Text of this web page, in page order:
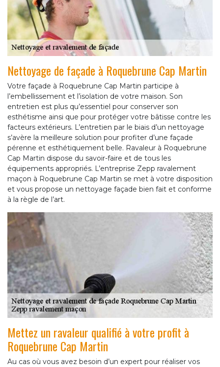
Nettoyage de façade à Roquebrune Cap Martin
Votre façade à Roquebrune Cap Martin participe à
l’embellissement et l’isolation de votre maison. Son
entretien est plus qu’essentiel pour conserver son
esthétisme ainsi que pour protéger votre bâtisse contre les
facteurs extérieurs. L’entretien par le biais d’un nettoyage
s’avère la meilleure solution pour profiter d’une façade
pérenne et esthétiquement belle. Ravaleur à Roquebrune
Cap Martin dispose du savoir-faire et de tous les
équipements appropriés. L’entreprise Zepp ravalement
maçon à Roquebrune Cap Martin se met à votre disposition
et vous propose un nettoyage façade bien fait et conforme
à la règle de l’art.
Mettez un ravaleur qualifié à votre profit à
Roquebrune Cap Martin
Au cas où vous avez besoin d’un expert pour réaliser vos